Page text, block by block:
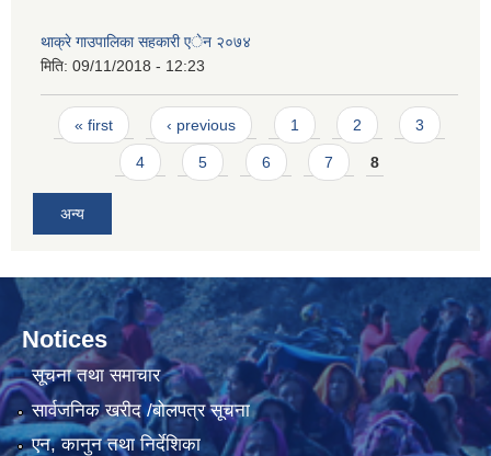
थाक्रे गाउपालिका सहकारी एेन २०७४
मिति: 09/11/2018 - 12:23
Pages
« first ‹ previous 1 2 3
4 5 6 7 8
अन्य
Notices
सूचना तथा समाचार
सार्वजनिक खरीद /बोलपत्र सूचना
एन, कानुन तथा निर्देशिका